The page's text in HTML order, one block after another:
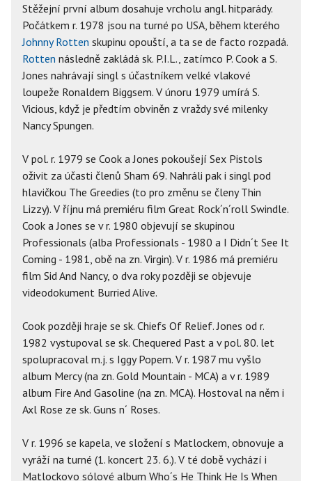
Stěžejní první album dosahuje vrcholu angl. hitparády.
Počátkem r. 1978 jsou na turné po USA, během kterého
Johnny Rotten skupinu opouští, a ta se de facto rozpadá.
Rotten následně zakládá sk. P.I.L., zatímco P. Cook a S.
Jones nahrávají singl s účastníkem velké vlakové
loupeže Ronaldem Biggsem. V únoru 1979 umírá S.
Vicious, když je předtím obviněn z vraždy své milenky
Nancy Spungen.
V pol. r. 1979 se Cook a Jones pokoušejí Sex Pistols
oživit za účasti členů Sham 69. Nahráli pak i singl pod
hlavičkou The Greedies (to pro změnu se členy Thin
Lizzy). V říjnu má premiéru film Great Rock´n´roll Swindle.
Cook a Jones se v r. 1980 objevují se skupinou
Professionals (alba Professionals - 1980 a I Didn´t See It
Coming - 1981, obě na zn. Virgin). V r. 1986 má premiéru
film Sid And Nancy, o dva roky později se objevuje
videodokument Burried Alive.
Cook později hraje se sk. Chiefs Of Relief. Jones od r.
1982 vystupoval se sk. Chequered Past a v pol. 80. let
spolupracoval m.j. s Iggy Popem. V r. 1987 mu vyšlo
album Mercy (na zn. Gold Mountain - MCA) a v r. 1989
album Fire And Gasoline (na zn. MCA). Hostoval na něm i
Axl Rose ze sk. Guns n´ Roses.
V r. 1996 se kapela, ve složení s Matlockem, obnovuje a
vyráží na turné (1. koncert 23. 6.). V té době vychází i
Matlockovo sólové album Who´s He Think He Is When